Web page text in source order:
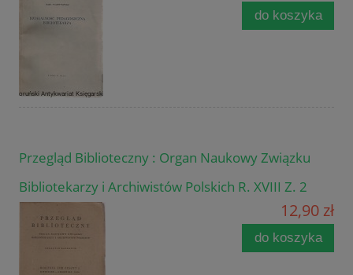
do koszyka
Przegląd Biblioteczny : Organ Naukowy Związku
Bibliotekarzy i Archiwistów Polskich R. XVIII Z. 2
12,90 zł
do koszyka